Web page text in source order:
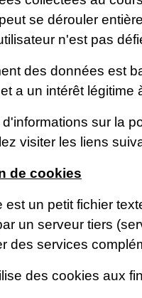
se dérouler
n'est pas
des données est
a un intérêt
sur la
visiter les liens
de cookies
est un petit fichier
un serveur tiers
des services
des cookies aux